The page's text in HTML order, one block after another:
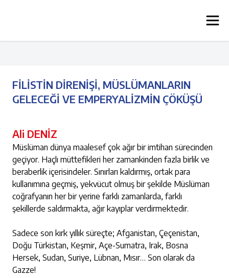
FİLİSTİN DİRENİŞİ, MÜSLÜMANLARIN
GELECEĞİ VE EMPERYALİZMİN ÇÖKÜŞÜ
Ali DENİZ
Müslüman dünya maalesef çok ağır bir imtihan sürecinden
geçiyor. Haçlı müttefikleri her zamankinden fazla birlik ve
beraberlik içerisindeler. Sınırları kaldırmış, ortak para
kullanımına geçmiş, yekvücut olmuş bir şekilde Müslüman
coğrafyanın her bir yerine farklı zamanlarda, farklı
şekillerde saldırmakta, ağır kayıplar verdirmektedir.
Sadece son kırk yıllık süreçte; Afganistan, Çeçenistan,
Doğu Türkistan, Keşmir, Açe-Sumatra, Irak, Bosna
Hersek, Sudan, Suriye, Lübnan, Mısır… Son olarak da
Gazze!